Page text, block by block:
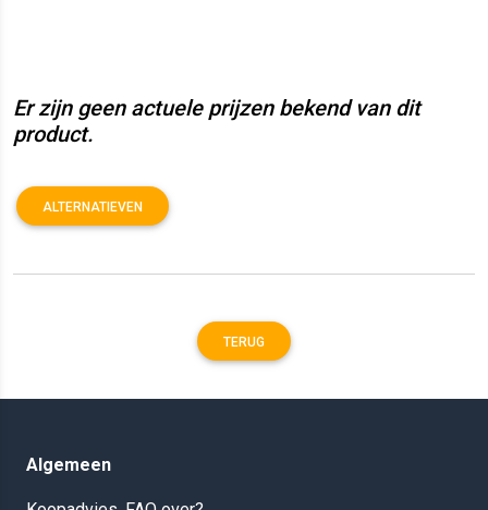
Er zijn geen actuele prijzen bekend van dit
product.
ALTERNATIEVEN
TERUG
Algemeen